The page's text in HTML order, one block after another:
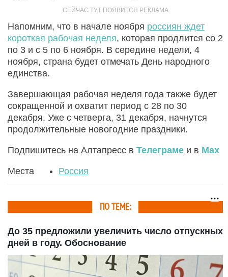
Напомним, что в начале ноября россиян ждет
короткая рабочая неделя, которая продлится со 2
по 3 и с 5 по 6 ноября. В середине недели, 4
ноября, страна будет отмечать День народного
единства.
Завершающая рабочая неделя года также будет
сокращенной и охватит период с 28 по 30
декабря. Уже с четверга, 31 декабря, начнутся
продолжительные новогодние праздники.
Подпишитесь на Алтапресс в Телеграме и в Max
Места Россия
ПО ТЕМЕ:
До 35 предложили увеличить число отпускных
дней в году. Обоснование